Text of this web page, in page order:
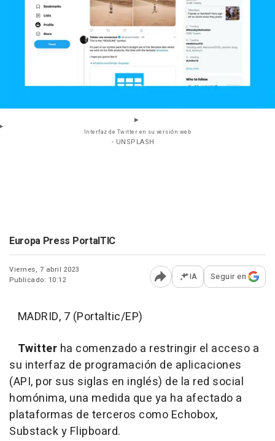
Interfaz de Twitter en su versión web
- UNSPLASH
Europa Press PortalTIC
Viernes, 7 abril 2023
Publicado: 10:12
Abrir opciones para
IA Seguir en
MADRID, 7 (Portaltic/EP)
Twitter ha comenzado a restringir el acceso a
su interfaz de programación de aplicaciones
(API, por sus siglas en inglés) de la red social
homónima, una medida que ya ha afectado a
plataformas de terceros como Echobox,
Substack y Flipboard.